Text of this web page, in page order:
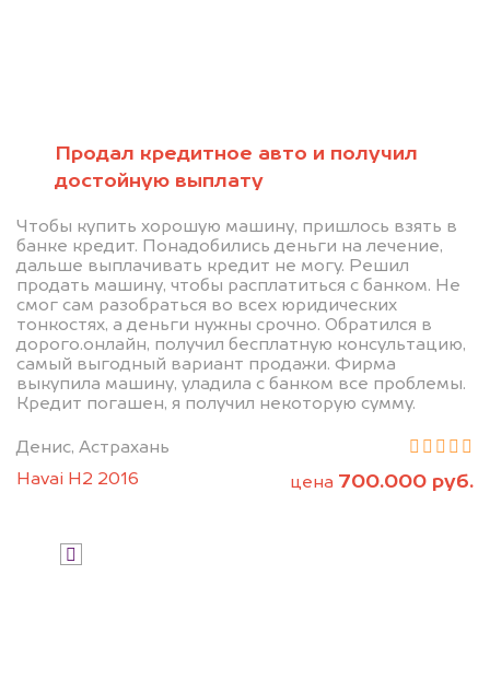
Продал кредитное авто и получил
достойную выплату
Чтобы купить хорошую машину, пришлось взять в
банке кредит. Понадобились деньги на лечение,
дальше выплачивать кредит не могу. Решил
продать машину, чтобы расплатиться с банком. Не
смог сам разобраться во всех юридических
тонкостях, а деньги нужны срочно. Обратился в
дорого.онлайн, получил бесплатную консультацию,
самый выгодный вариант продажи. Фирма
выкупила машину, уладила с банком все проблемы.
Кредит погашен, я получил некоторую сумму.
Денис, Астрахань
Havai H2 2016
цена 700.000 руб.
551-81-15
Мы проконсультируем вас и
рассчитаем стоимость вашего
автомобиля.
Узнать цену